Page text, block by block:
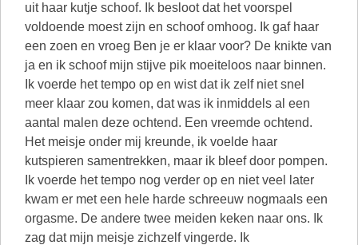
uit haar kutje schoof. Ik besloot dat het voorspel
voldoende moest zijn en schoof omhoog. Ik gaf haar
een zoen en vroeg Ben je er klaar voor? De knikte van
ja en ik schoof mijn stijve pik moeiteloos naar binnen.
Ik voerde het tempo op en wist dat ik zelf niet snel
meer klaar zou komen, dat was ik inmiddels al een
aantal malen deze ochtend. Een vreemde ochtend.
Het meisje onder mij kreunde, ik voelde haar
kutspieren samentrekken, maar ik bleef door pompen.
Ik voerde het tempo nog verder op en niet veel later
kwam er met een hele harde schreeuw nogmaals een
orgasme. De andere twee meiden keken naar ons. Ik
zag dat mijn meisje zichzelf vingerde. Ik